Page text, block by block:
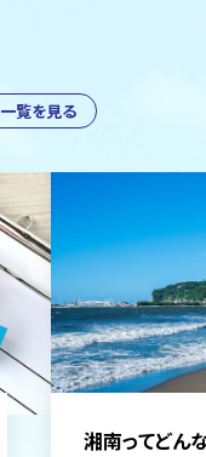
湘南ってどん
一覧を見る